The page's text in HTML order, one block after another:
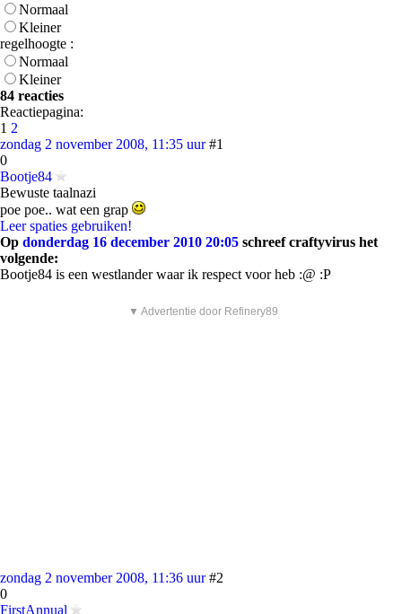
Normaal
Kleiner
regelhoogte :
Normaal
Kleiner
84 reacties
Reactiepagina:
1 2
zondag 2 november 2008, 11:35 uur #1
0
Bootje84
Bewuste taalnazi
poe poe.. wat een grap
Leer spaties gebruiken!
Op donderdag 16 december 2010 20:05 schreef craftyvirus het
volgende:
Bootje84 is een westlander waar ik respect voor heb :@ :P
▼ Advertentie door Refinery89
zondag 2 november 2008, 11:36 uur #2
0
FirstAnnual